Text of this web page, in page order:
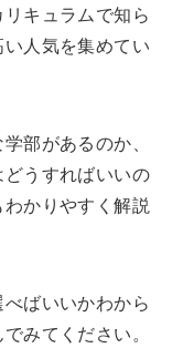
キュラムで知ら
人気を集めてい
部があるのか、
うすればいいの
かりやすく解説
ばいいかわから
みてください。